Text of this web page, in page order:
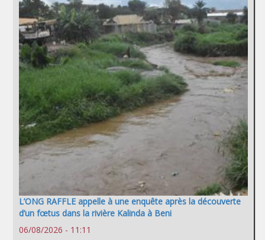
L’ONG RAFFLE appelle à une enquête après la découverte
d’un fœtus dans la rivière Kalinda à Beni
06/08/2026 - 11:11